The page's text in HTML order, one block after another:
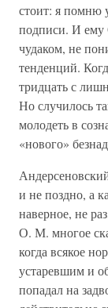
стоит: я помню
подписи. И ему
чудаком, не
тенденций.
тридцать с
Но случилось
молодеть в
«нового»
и не поздно, а
наверное, не
О. М. многое
когда всякое
устаревшим и
попадал на